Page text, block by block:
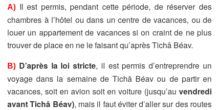
A) Il est permis, pendant cette période, de réserver des
chambres à l’hôtel ou dans un centre de vacances, ou de
louer un appartement de vacances si on craint de ne plus
trouver de place en ne le faisant qu’après Tichâ Béav.
B) D’après la loi stricte, il est permis d’entreprendre un
voyage dans la semaine de Tichâ Béav ou de partir en
vacances, soit en avion soit en voiture (jusqu’au vendredi
avant Tichâ Béav), mais il faut éviter d’aller sur des routes